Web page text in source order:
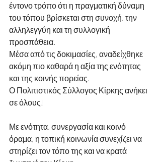
έντονο τρόπο ότι η πραγματική δύναμη
του τόπου βρίσκεται στη συνοχή, την
αλληλεγγύη και τη συλλογική
προσπάθεια.
Μέσα από τις δοκιμασίες, αναδείχθηκε
ακόμη πιο καθαρά η αξία της ενότητας
και της κοινής πορείας.
Ο Πολιτιστικός Σύλλογος Κίρκης ανήκει
σε όλους!
Με ενότητα, συνεργασία και κοινό
όραμα, η τοπική κοινωνία συνεχίζει να
στηρίζει τον τόπο της και να κρατά